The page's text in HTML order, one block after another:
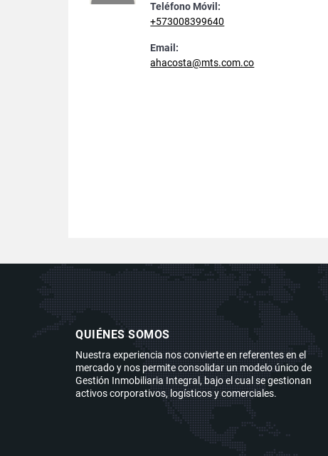
Teléfono Móvil:
+573008399640
Email:
ahacosta@mts.com.co
QUIÉNES SOMOS
Nuestra experiencia nos convierte en referentes en el
mercado y nos permite consolidar un modelo único de
Gestión Inmobiliaria Integral, bajo el cual se gestionan
activos corporativos, logísticos y comerciales.